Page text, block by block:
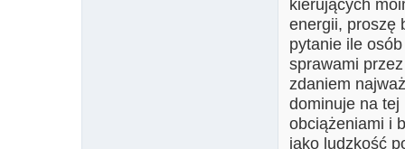
kierujących
energii, proszę
pytanie ile
sprawami
zdaniem
dominuje na
obciążeniami i
jako ludzkość